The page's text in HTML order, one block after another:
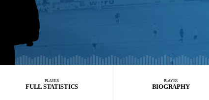
PLAYER
FULL STATISTICS
PLAYER
BIOGRAPHY